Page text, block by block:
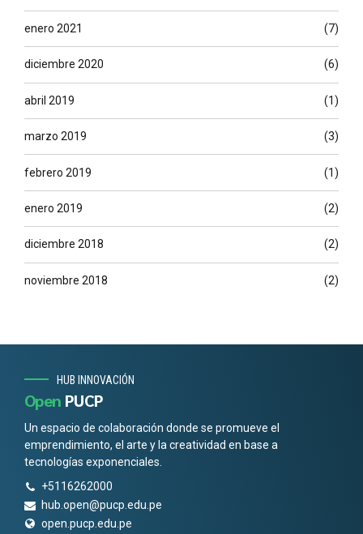
enero 2021 (7)
diciembre 2020 (6)
abril 2019 (1)
marzo 2019 (3)
febrero 2019 (1)
enero 2019 (2)
diciembre 2018 (2)
noviembre 2018 (2)
HUB INNOVACIÓN
Open PUCP
Un espacio de colaboración donde se promueve el
emprendimiento, el arte y la creatividad en base a
tecnologías exponenciales.
+5116262000
hub.open@pucp.edu.pe
open.pucp.edu.pe